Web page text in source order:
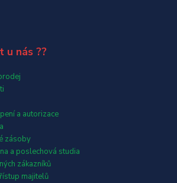
u nás ??
a autorizace
zásoby
a poslechová studia
zákazníků
majitelů